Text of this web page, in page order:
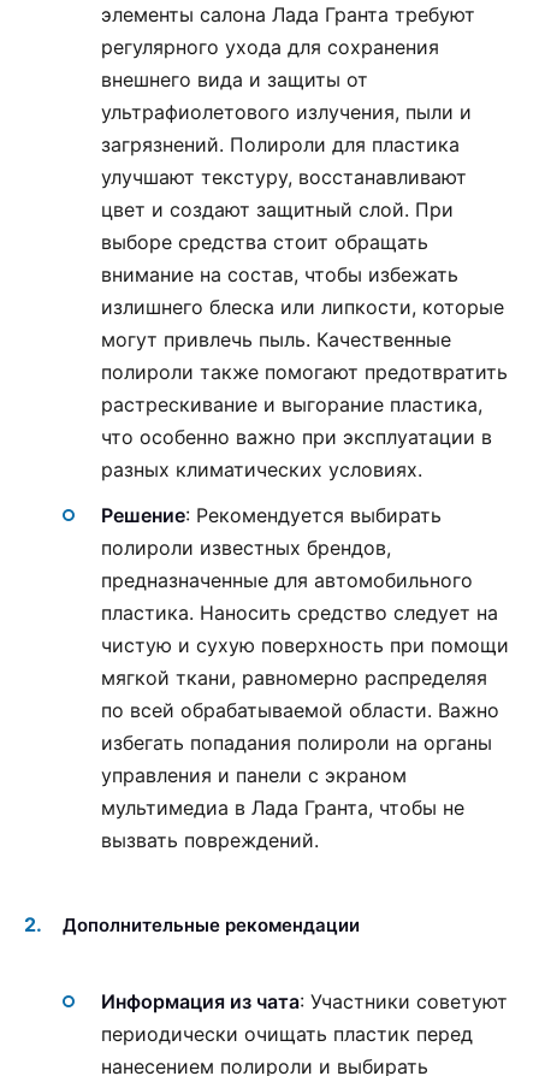
элементы салона Лада Гранта требуют
регулярного ухода для сохранения
внешнего вида и защиты от
ультрафиолетового излучения, пыли и
загрязнений. Полироли для пластика
улучшают текстуру, восстанавливают
цвет и создают защитный слой. При
выборе средства стоит обращать
внимание на состав, чтобы избежать
излишнего блеска или липкости, которые
могут привлечь пыль. Качественные
полироли также помогают предотвратить
растрескивание и выгорание пластика,
что особенно важно при эксплуатации в
разных климатических условиях.
Решение: Рекомендуется выбирать
полироли известных брендов,
предназначенные для автомобильного
пластика. Наносить средство следует на
чистую и сухую поверхность при помощи
мягкой ткани, равномерно распределяя
по всей обрабатываемой области. Важно
избегать попадания полироли на органы
управления и панели с экраном
мультимедиа в Лада Гранта, чтобы не
вызвать повреждений.
Дополнительные рекомендации
Информация из чата: Участники советуют
периодически очищать пластик перед
нанесением полироли и выбирать